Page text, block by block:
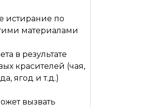
истирание по
материалами
в результате
красителей (чая,
ягод и т.д.)
вызвать